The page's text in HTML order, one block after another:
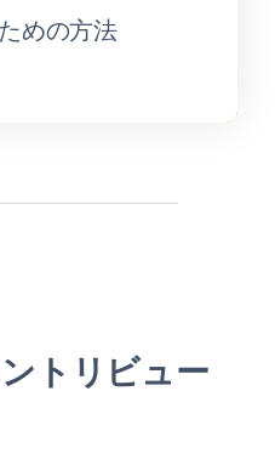
めの方法
トリビュー